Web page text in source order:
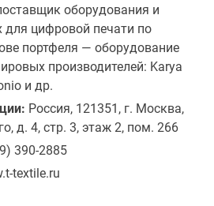
оборудования и
цифровой печати по
портфеля — оборудование
производителей: Karya
и др.
Россия, 121351, г. Москва,
д. 4, стр. 3, этаж 2, пом. 266
390-2885
textile.ru